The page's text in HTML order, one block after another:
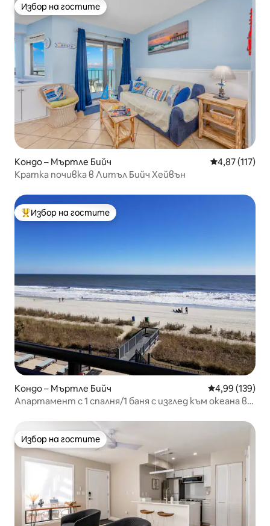
Избор на гостите
Избор на гостите
Кондо – Мъртле Бийч Средна
4,87 (117)
Кратка почивка в Литъл Бийч Хейвън
Най-популярен избор на гостите
Избор на гостите
Кондо – Мъртле Бийч Средна
4,99 (139)
Апартамент с 1 спалня/1 баня с изглед към океана в
Избор на гостите
Избор на гостите